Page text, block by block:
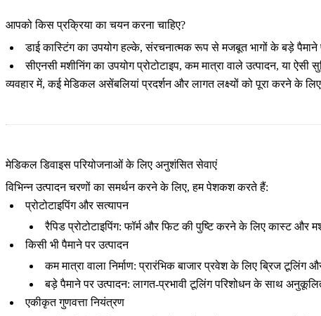
आपको किस प्रक्रिया का चयन करना चाहिए?
डाई कास्टिंगका उपयोग हल्के, संरचनात्मक रूप से मजबूत भागों के बड़े पैमाने
सीएनसी मशीनिंगका उपयोग प्रोटोटाइप, कम मात्रा वाले उत्पादन, या
व्यवहार में, कई मेडिकल असेंबलियां प्रदर्शन और लागत लक्ष्यों को पूरा करने के
मेडिकल डिवाइस परियोजनाओं के लिए अनुशंसित सेवाएं
विभिन्न उत्पादन चरणों का समर्थन करने के लिए, हम पेशकश करते हैं:
प्रोटोटाइपिंग और सत्यापन
रैपिड प्रोटोटाइपिंग: फॉर्म और फिट की पुष्टि करने के लिए कास्ट और
किसी भी पैमाने पर उत्पादन
कम मात्रा वाला निर्माण: प्रारंभिक बाजार प्रवेश के लिए ब्रिज टूलिंग
बड़े पैमाने पर उत्पादन: लागत-प्रभावी टूलिंग परिशोधन के साथ
एकीकृत गुणवत्ता नियंत्रण